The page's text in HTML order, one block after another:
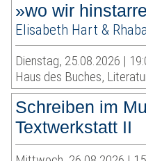
»wo wir
Elisabeth Hart &
Dienstag, 25.08.2026 |
Haus des Buches,
Schreiben im
Textwerkstatt II